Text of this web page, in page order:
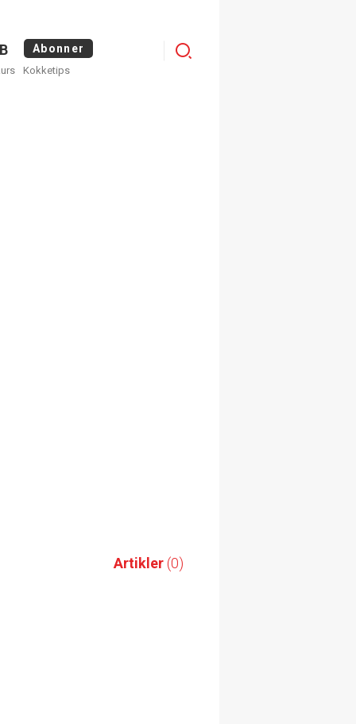
Abonner
Kokketips
Logg
Artikler (0)